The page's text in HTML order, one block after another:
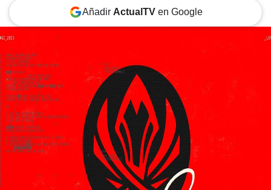
Añadir ActualTVen Google